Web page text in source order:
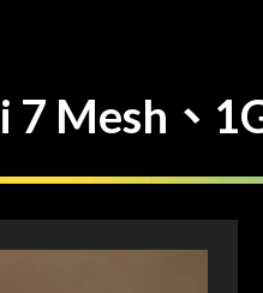
Mesh、